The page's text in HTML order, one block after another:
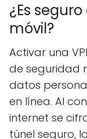
¿Es
móvil?
Activar una
de seguridad
datos
en línea. Al
internet se
túnel seguro,